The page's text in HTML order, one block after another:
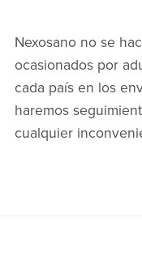
Nexosano no se
ocasionados por
cada país en los
haremos
cualquier